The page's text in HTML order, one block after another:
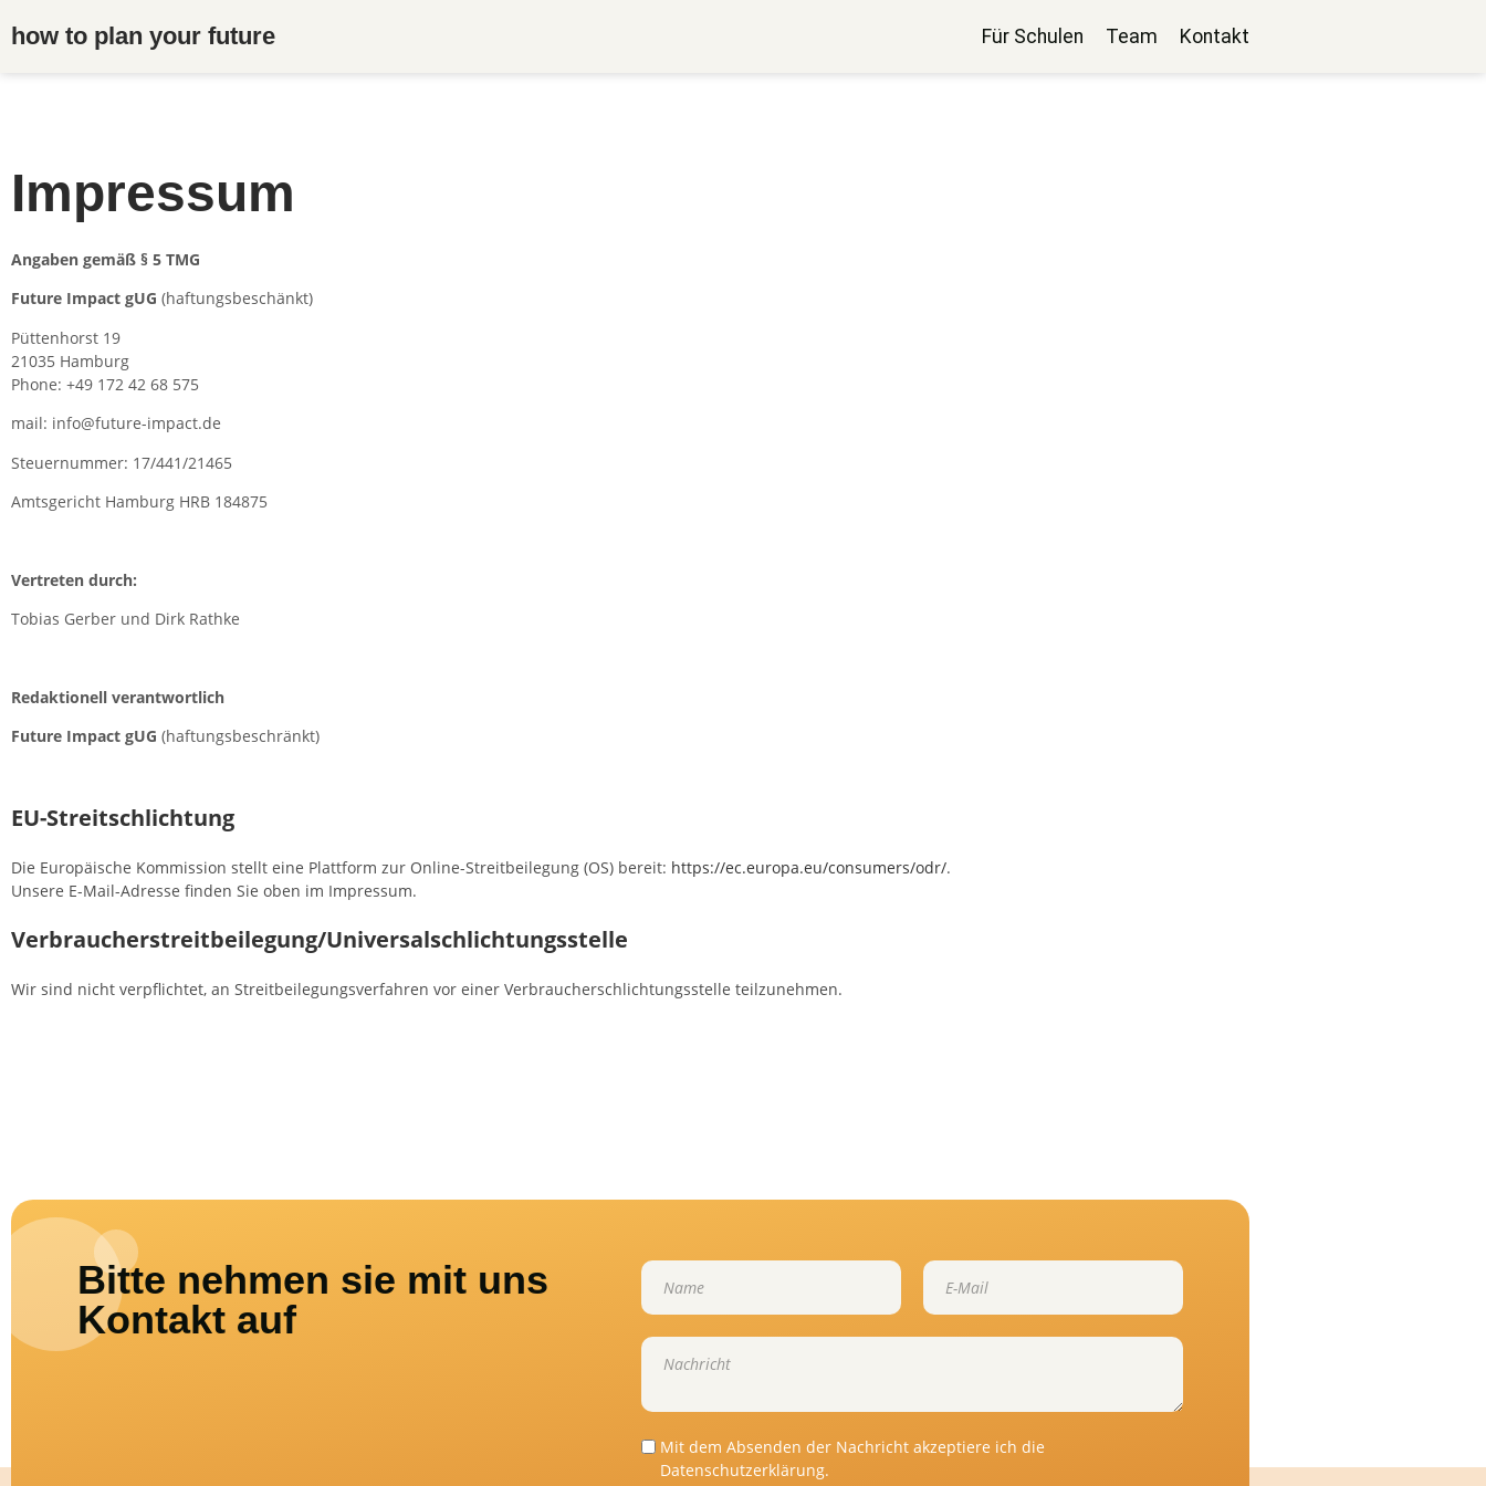
how to plan your future Für Schulen Team Kontakt
Impressum
Angaben gemäß § 5 TMG
Future Impact gUG (haftungsbeschänkt)
Püttenhorst 19
21035 Hamburg
Phone: +49 172 42 68 575
mail: info@future-impact.de
Steuernummer: 17/441/21465
Amtsgericht Hamburg HRB 184875
Vertreten durch:
Tobias Gerber und Dirk Rathke
Redaktionell verantwortlich
Future Impact gUG (haftungsbeschränkt)
EU-Streitschlichtung
Die Europäische Kommission stellt eine Plattform zur Online-Streitbeilegung (OS) bereit: https://ec.europa.eu/consumers/odr/.
Unsere E-Mail-Adresse finden Sie oben im Impressum.
Verbraucher­streit­beilegung/Universal­schlichtungs­stelle
Wir sind nicht verpflichtet, an Streitbeilegungsverfahren vor einer Verbraucherschlichtungsstelle teilzunehmen.
Bitte nehmen sie mit uns
Kontakt auf
Mit dem Absenden der Nachricht akzeptiere ich die
Datenschutzerklärung.